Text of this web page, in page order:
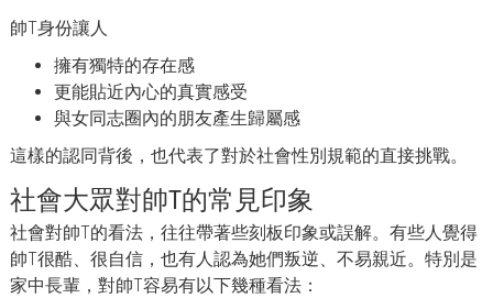
帥T身份讓人
擁有獨特的存在感
更能貼近內心的真實感受
與女同志圈內的朋友產生歸屬感
這樣的認同背後，也代表了對於社會性別規範的直接挑戰。
社會大眾對帥T的常見印象
社會對帥T的看法，往往帶著些刻板印象或誤解。有些人覺得
帥T很酷、很自信，也有人認為她們叛逆、不易親近。特別是
家中長輩，對帥T容易有以下幾種看法：